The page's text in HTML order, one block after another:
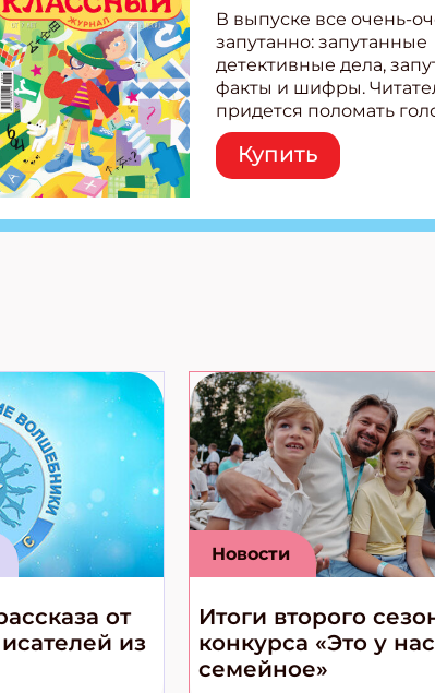
В выпуске все очень-
запутанно: запутанные
детективные дела,
факты и шифры.
придется поломать
Внутри: Шифры и
расшифровки Плетем
запутанные поделки
Ищем коды 3 комикса
Купить
от
из
Новости
Итоги второго
конкурса «Это у нас
семейное»